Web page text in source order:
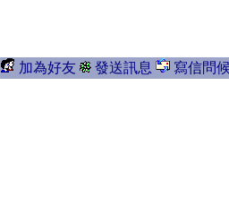
加為好友 發送訊息 寫信問